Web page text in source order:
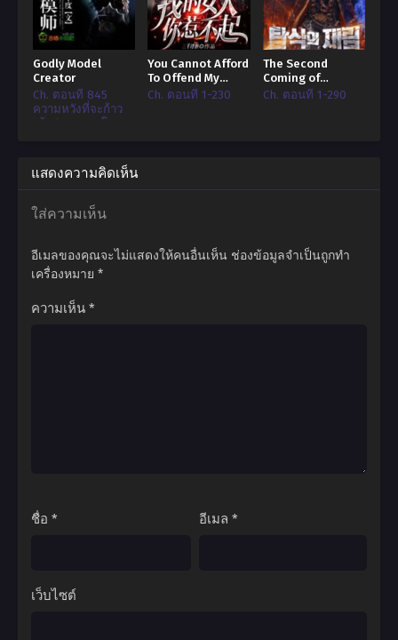
ทำให้เขายิ้มได้อย่างแท้จริงสิบครั้ง ถึงได้ยากเย็นขนาดนี้?
Godly Model
Creator
Ch. ตอนที่ 845
ความหวังที่จะก้าว
เข้าสู่ขอบเขตโลก
You Cannot Afford
To Offend My
Woman ผู้หญิงข้า
Ch. ตอนที่ 1-230
The Second
Coming of
Gluttony
Ch. ตอนที่ 1-290
แสดงความคิดเห็น
ใส่ความเห็น
อีเมลของคุณจะไม่แสดงให้คนอื่นเห็น ช่องข้อมูลจำเป็นถูกทำ
เครื่องหมาย *
ความเห็น *
ชื่อ * อีเมล *
เว็บไซต์